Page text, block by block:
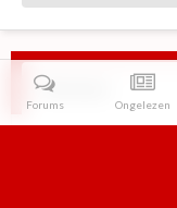
Reviews
Forums Ongelezen